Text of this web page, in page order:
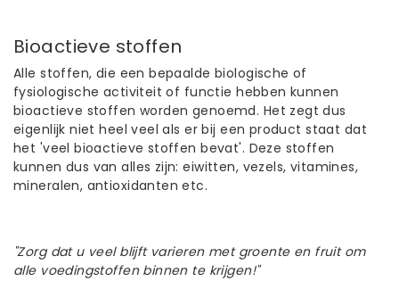
Bioactieve stoffen
Alle stoffen, die een bepaalde biologische of
fysiologische activiteit of functie hebben kunnen
bioactieve stoffen worden genoemd. Het zegt dus
eigenlijk niet heel veel als er bij een product staat dat
het 'veel bioactieve stoffen bevat'. Deze stoffen
kunnen dus van alles zijn: eiwitten, vezels, vitamines,
mineralen, antioxidanten etc.
"Zorg dat u veel blijft varieren met groente en fruit om
alle voedingstoffen binnen te krijgen!"